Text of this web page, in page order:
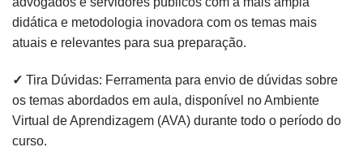
didática e metodologia inovadora com os temas mais
atuais e relevantes para sua preparação.
✓ Tira Dúvidas: Ferramenta para envio de dúvidas sobre
os temas abordados em aula, disponível no Ambiente
Virtual de Aprendizagem (AVA) durante todo o período do
curso.